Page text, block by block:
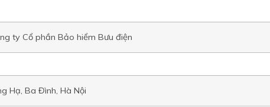
ty Cổ phần Bảo hiểm Bưu điện
Hạ, Ba Đình, Hà Nội